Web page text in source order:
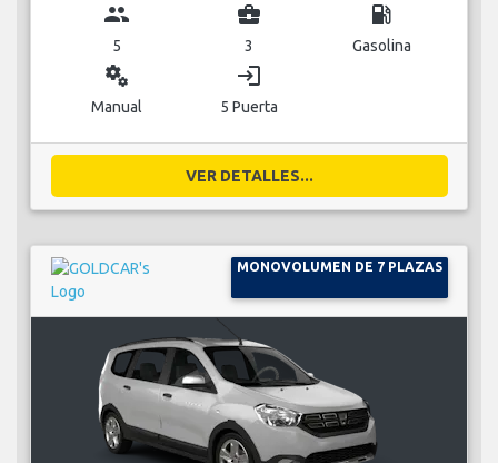
group
5
business_center
3
local_gas_station
Gasolina
miscellaneous_services
Manual
login
5 Puerta
VER DETALLES...
MONOVOLUMEN DE 7 PLAZAS